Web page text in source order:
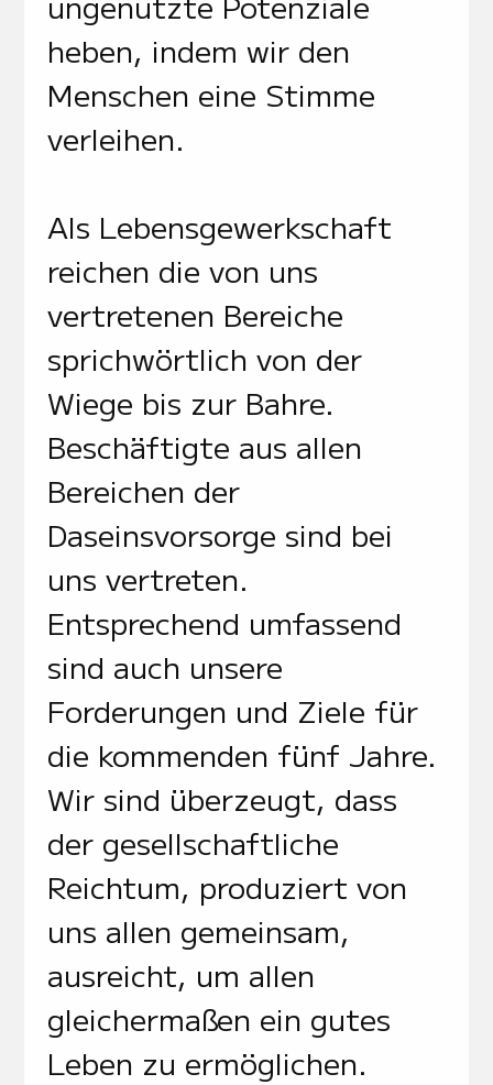
heben, indem wir den
Menschen eine Stimme
verleihen.
Als Lebensgewerkschaft
reichen die von uns
vertretenen Bereiche
sprichwörtlich von der
Wiege bis zur Bahre.
Beschäftigte aus allen
Bereichen der
Daseinsvorsorge sind bei
uns vertreten.
Entsprechend umfassend
sind auch unsere
Forderungen und Ziele für
die kommenden fünf Jahre.
Wir sind überzeugt, dass
der gesellschaftliche
Reichtum, produziert von
uns allen gemeinsam,
ausreicht, um allen
gleichermaßen ein gutes
Leben zu ermöglichen.